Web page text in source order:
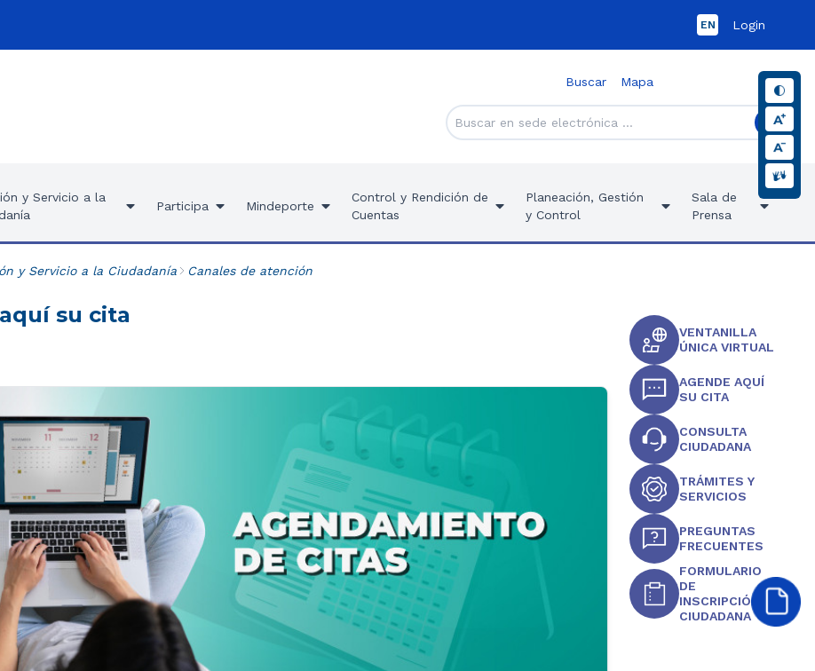
EN Login
Buscar Mapa
y Servicio a la
Participa Mindeporte
Control y Rendición de
Cuentas
Planeación, Gestión
y Control
Sala de
Prensa
y Servicio a la Ciudadanía Canales de atención
su cita
VENTANILLA
ÚNICA VIRTUAL
AGENDE AQUÍ
SU CITA
CONSULTA
CIUDADANA
TRÁMITES Y
SERVICIOS
PREGUNTAS
FRECUENTES
FORMULARIO
DE
INSCRIPCIÓN
CIUDADANA